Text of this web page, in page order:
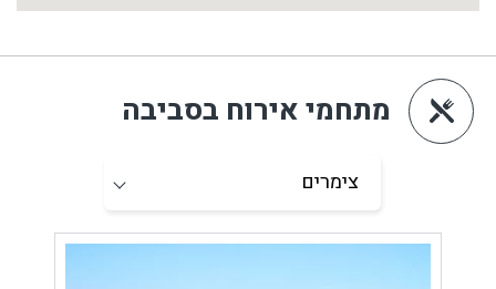
מתחמי אירוח בסביבה